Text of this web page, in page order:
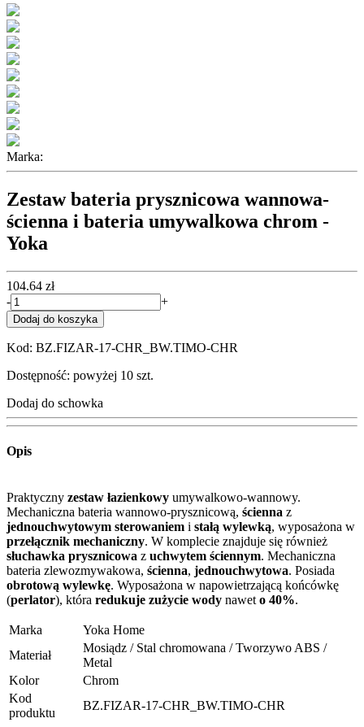
Marka:
Zestaw bateria prysznicowa wannowa-
ścienna i bateria umywalkowa chrom -
Yoka
104.64 zł
-
+
Dodaj do koszyka
Kod: BZ.FIZAR-17-CHR_BW.TIMO-CHR
Dostępność: powyżej 10 szt.
Dodaj do schowka
Opis
Praktyczny zestaw łazienkowy umywalkowo-wannowy.
Mechaniczna bateria wannowo-prysznicową, ścienna z
jednouchwytowym sterowaniem i stałą wylewką, wyposażona w
przełącznik mechaniczny. W komplecie znajduje się również
słuchawka prysznicowa z uchwytem ściennym. Mechaniczna
bateria zlewozmywakowa, ścienna, jednouchwytowa. Posiada
obrotową wylewkę. Wyposażona w napowietrzającą końcówkę
(perlator), która redukuje zużycie wody nawet o 40%.
Marka
Yoka Home
Materiał
Mosiądz / Stal chromowana / Tworzywo ABS /
Metal
Kolor
Chrom
Kod
produktu
BZ.FIZAR-17-CHR_BW.TIMO-CHR